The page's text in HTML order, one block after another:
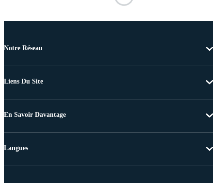
Notre Réseau
Liens Du Site
En Savoir Davantage
Langues